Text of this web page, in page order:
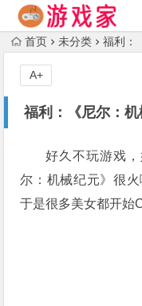
首页 未分类 福利：
福利：《尼尔：
A+
好久不玩游戏
尔：机械纪元》很火
于是很多美女都开始